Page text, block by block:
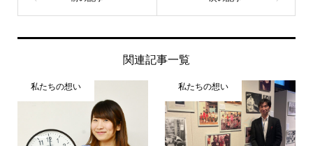
関連記事一覧
私たちの想い 私たちの想い